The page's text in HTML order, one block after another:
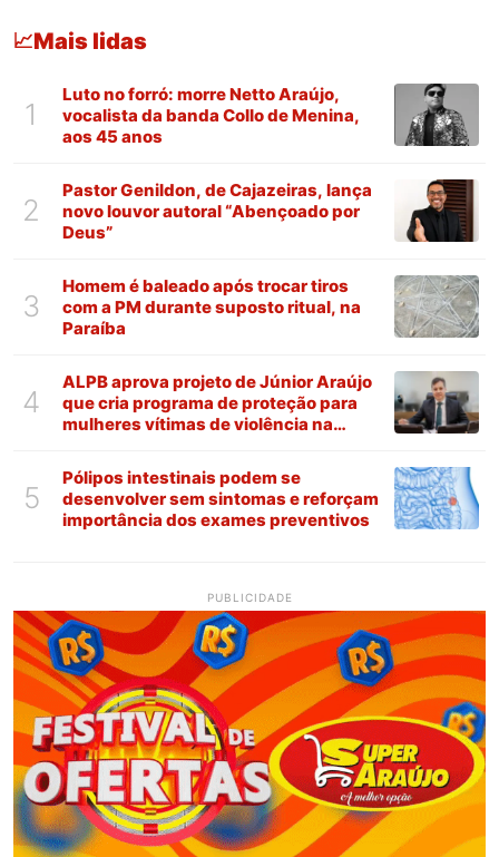
📈Mais lidas
1
Luto no forró: morre Netto Araújo,
vocalista da banda Collo de Menina,
aos 45 anos
2
Pastor Genildon, de Cajazeiras, lança
novo louvor autoral “Abençoado por
Deus”
3
Homem é baleado após trocar tiros
com a PM durante suposto ritual, na
Paraíba
4
ALPB aprova projeto de Júnior Araújo
que cria programa de proteção para
mulheres vítimas de violência na
5
Pólipos intestinais podem se
desenvolver sem sintomas e reforçam
importância dos exames preventivos
PUBLICIDADE